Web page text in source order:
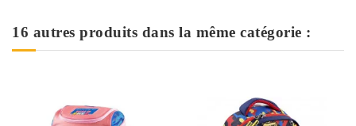
16 autres produits dans la même catégorie :